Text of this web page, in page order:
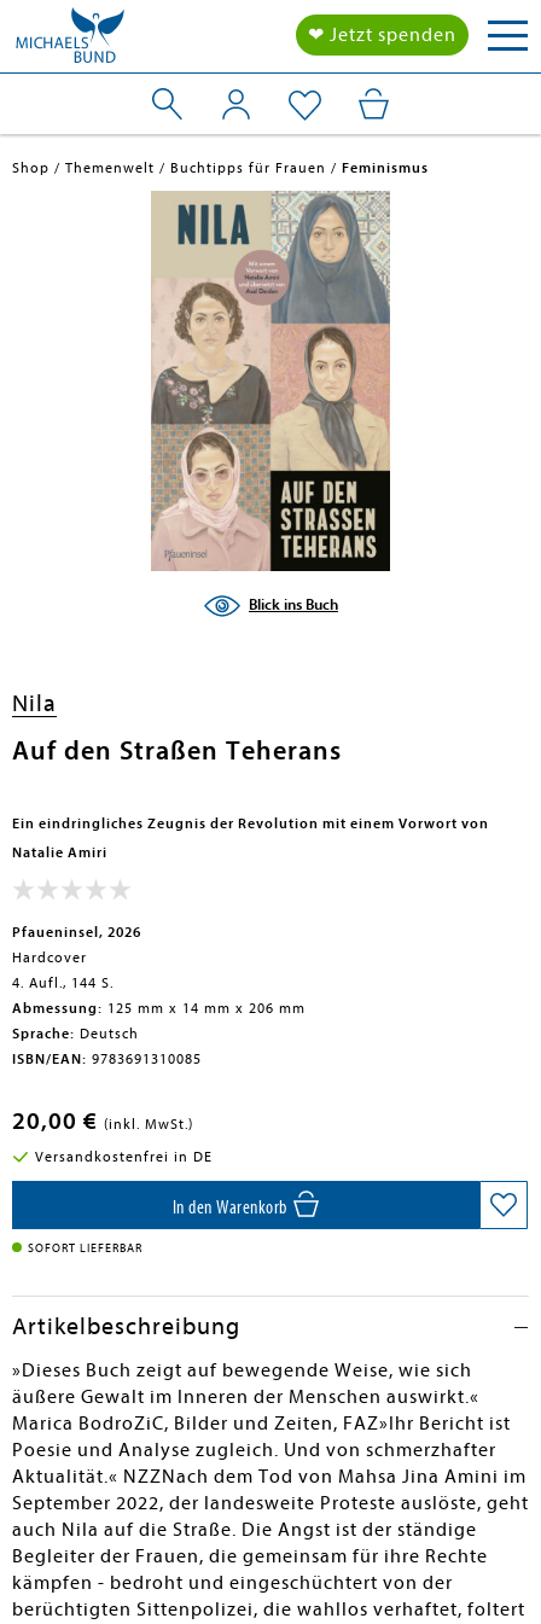
❤ Jetzt spenden
Shop Themenwelt Buchtipps für Frauen Feminismus
Blick ins Buch
Nila
Auf den Straßen Teherans
Ein eindringliches Zeugnis der Revolution mit einem Vorwort von
Natalie Amiri
Pfaueninsel, 2026
Hardcover
4. Aufl., 144 S.
Abmessung: 125 mm x 14 mm x 206 mm
Sprache: Deutsch
ISBN/EAN: 9783691310085
20,00 € (inkl. MwSt.)
Versandkostenfrei in DE
In den Warenkorb
SOFORT LIEFERBAR
Artikelbeschreibung
»Dieses Buch zeigt auf bewegende Weise, wie sich
äußere Gewalt im Inneren der Menschen auswirkt.«
Marica BodroZiC, Bilder und Zeiten, FAZ»Ihr Bericht ist
Poesie und Analyse zugleich. Und von schmerzhafter
Aktualität.« NZZNach dem Tod von Mahsa Jina Amini im
September 2022, der landesweite Proteste auslöste, geht
auch Nila auf die Straße. Die Angst ist der ständige
Begleiter der Frauen, die gemeinsam für ihre Rechte
kämpfen - bedroht und eingeschüchtert von der
berüchtigten Sittenpolizei, die wahllos verhaftet, foltert